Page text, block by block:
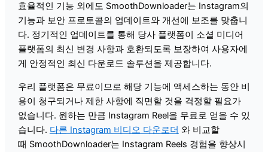
효율적인 기능 외에도 SmoothDownloader는 Instagram의
기능과 보안 프로토콜의 업데이트와 개선에 보조를 맞춥니
다. 정기적인 업데이트를 통해 당사 플랫폼이 소셜 미디어
플랫폼의 최신 변경 사항과 호환되도록 보장하여 사용자에
게 안정적인 최신 다운로드 솔루션을 제공합니다.
우리 플랫폼은 무료이므로 해당 기능에 액세스하는 동안 비
용이 청구되거나 제한 사항에 직면할 것을 걱정할 필요가
없습니다. 원하는 만큼 Instagram Reel을 무료로 얻을 수 있
습니다. 다른 Instagram 비디오 다운로더 와 비교할
때 SmoothDownloader는 Instagram Reels 경험을 향상시